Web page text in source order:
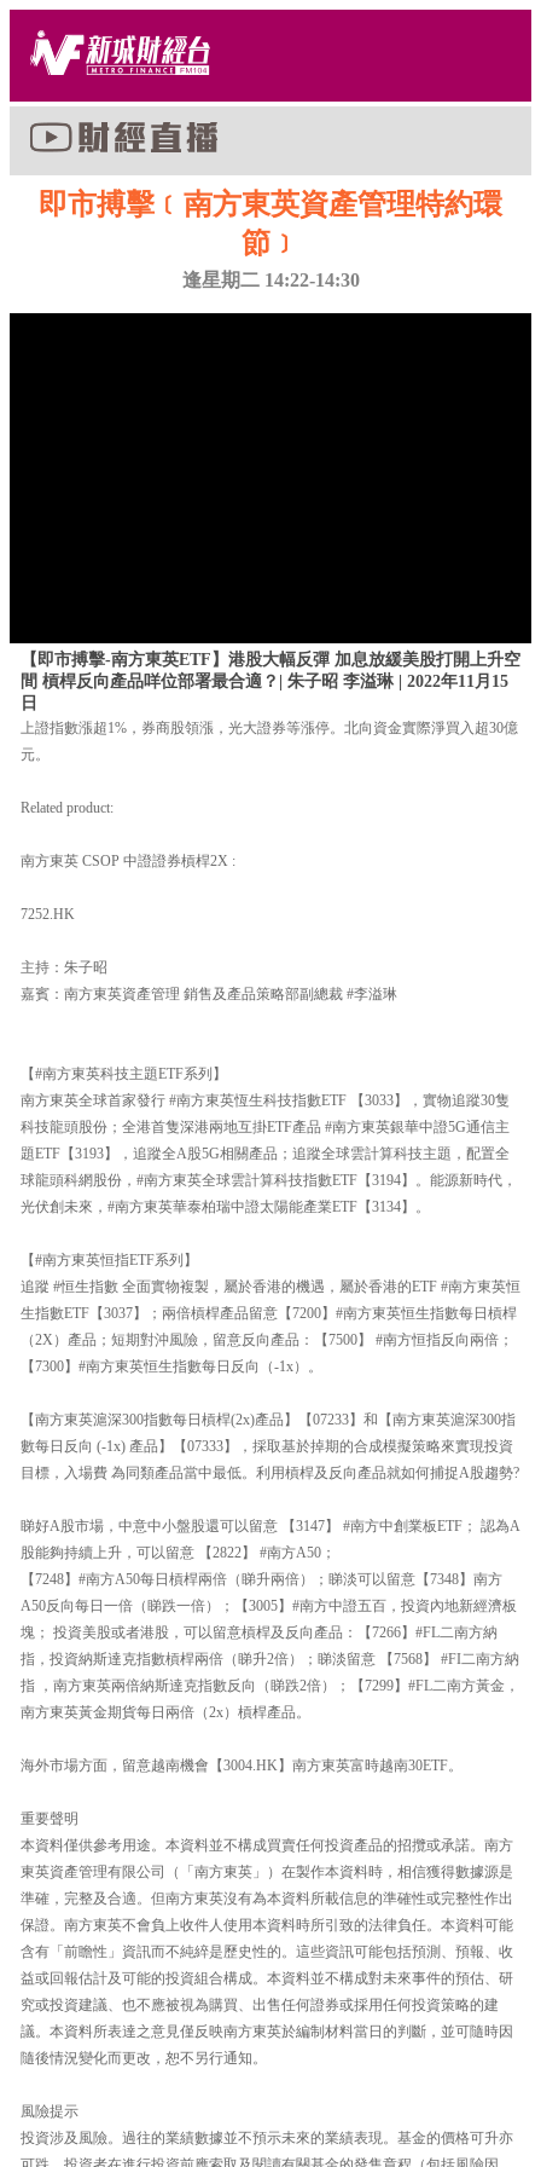
即市搏擊﹝南方東英資產管理特約環
節﹞
逢星期二 14:22-14:30
【即市搏擊-南方東英ETF】港股大幅反彈 加息放緩美股打開上升空
間 槓桿反向產品咩位部署最合適？| 朱子昭 李溢琳 | 2022年11月15
日
上證指數漲超1%，券商股領漲，光大證券等漲停。北向資金實際淨買入超30億
元。
Related product:
南方東英 CSOP 中證證券槓桿2X :
7252.HK
主持：朱子昭
嘉賓：南方東英資產管理 銷售及產品策略部副總裁 #李溢琳
【#南方東英科技主題ETF系列】
南方東英全球首家發行 #南方東英恆生科技指數ETF 【3033】，實物追蹤30隻
科技龍頭股份；全港首隻深港兩地互掛ETF產品 #南方東英銀華中證5G通信主
題ETF【3193】，追蹤全A股5G相關產品；追蹤全球雲計算科技主題，配置全
球龍頭科網股份，#南方東英全球雲計算科技指數ETF【3194】。能源新時代，
光伏創未來，#南方東英華泰柏瑞中證太陽能產業ETF【3134】。
【#南方東英恒指ETF系列】
追蹤 #恒生指數 全面實物複製，屬於香港的機遇，屬於香港的ETF #南方東英恒
生指數ETF【3037】；兩倍槓桿產品留意【7200】#南方東英恒生指數每日槓桿
（2X）產品；短期對沖風險，留意反向產品：【7500】 #南方恒指反向兩倍；
【7300】#南方東英恒生指數每日反向（-1x）。
【南方東英滬深300指數每日槓桿(2x)產品】【07233】和【南方東英滬深300指
數每日反向 (-1x) 產品】【07333】，採取基於掉期的合成模擬策略來實現投資
目標，入場費 為同類產品當中最低。利用槓桿及反向產品就如何捕捉A股趨勢?
睇好A股市場，中意中小盤股還可以留意 【3147】 #南方中創業板ETF； 認為A
股能夠持續上升，可以留意 【2822】 #南方A50；
【7248】#南方A50每日槓桿兩倍（睇升兩倍）；睇淡可以留意【7348】南方
A50反向每日一倍（睇跌一倍）；【3005】#南方中證五百，投資內地新經濟板
塊； 投資美股或者港股，可以留意槓桿及反向產品：【7266】#FL二南方納
指，投資納斯達克指數槓桿兩倍（睇升2倍）；睇淡留意 【7568】 #FI二南方納
指 ，南方東英兩倍納斯達克指數反向（睇跌2倍）；【7299】#FL二南方黃金，
南方東英黃金期貨每日兩倍（2x）槓桿產品。
海外市場方面，留意越南機會【3004.HK】南方東英富時越南30ETF。
重要聲明
本資料僅供參考用途。本資料並不構成買賣任何投資產品的招攬或承諾。南方
東英資產管理有限公司（「南方東英」）在製作本資料時，相信獲得數據源是
準確，完整及合適。但南方東英沒有為本資料所載信息的準確性或完整性作出
保證。南方東英不會負上收件人使用本資料時所引致的法律負任。本資料可能
含有「前瞻性」資訊而不純綷是歷史性的。這些資訊可能包括預測、預報、收
益或回報估計及可能的投資組合構成。本資料並不構成對未來事件的預估、研
究或投資建議、也不應被視為購買、出售任何證券或採用任何投資策略的建
議。本資料所表達之意見僅反映南方東英於編制材料當日的判斷，並可隨時因
隨後情況變化而更改，恕不另行通知。
風險提示
投資涉及風險。過往的業績數據並不預示未來的業績表現。基金的價格可升亦